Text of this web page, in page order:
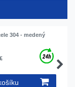
304 - medený